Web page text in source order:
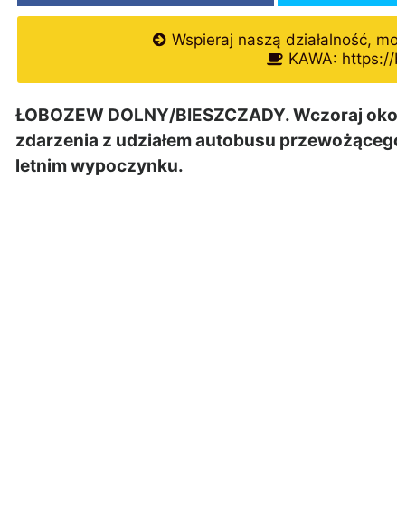
Wspieraj naszą działalność,
KAWA:
ŁOBOZEW DOLNY/BIESZCZADY. Wczoraj
zdarzenia z udziałem autobusu
letnim wypoczynku.